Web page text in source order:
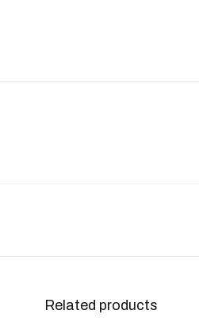
Related products